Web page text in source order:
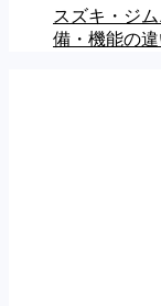
スズキ・ジ
備・機能の